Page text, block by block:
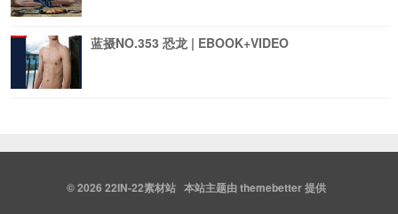
蓝摄NO.353 恐龙 | EBOOK+VIDEO
© 2026 22IN-22素材站 本站主题由themebetter提供